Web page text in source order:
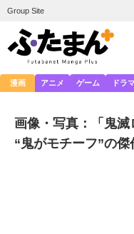
Group Site
漫画 アニメ ゲーム ドラ
画像・写真：「鬼滅
“鬼がモチーフ”の